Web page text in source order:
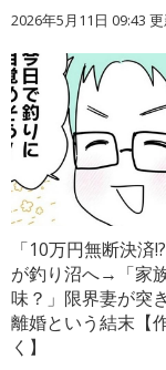
2026年5月11日 09:43
「10万円無断決済
が釣り沼へ→「家
味？」限界妻が突
離婚という結末【
く】